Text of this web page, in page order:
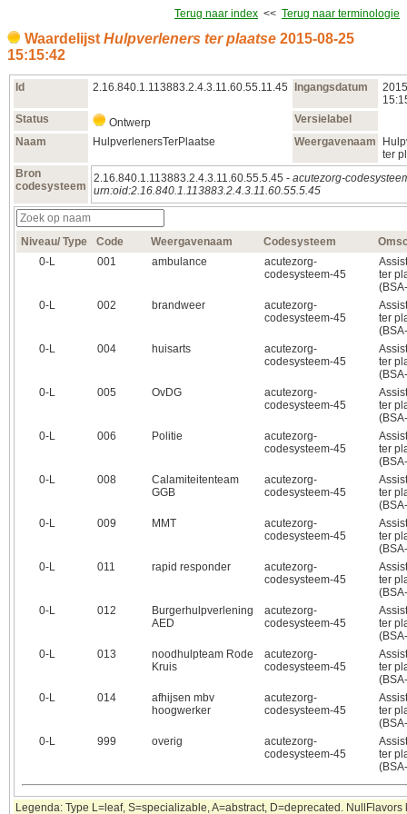
Terug naar index << Terug naar terminologie
Waardelijst Hulpverleners ter plaatse 2015‑08‑25
15:15:42
Id 2.16.840.1.113883.2.4.3.11.60.55.11.45 Ingangsdatum
Status
Ontwerp
Versielabel
Naam
HulpverlenersTerPlaatse Weergavenaam
ter
Bron
codesysteem
2.16.840.1.113883.2.4.3.11.60.55.5.45 - acutezorg-
urn:oid:2.16.840.1.113883.2.4.3.11.60.55.5.45
Niveau/ Type Code Weergavenaam Codesysteem
0‑L
001 ambulance
acutezorg-
codesysteem-45
ter
0‑L
002 brandweer
acutezorg-
codesysteem-45
ter
0‑L
004 huisarts
acutezorg-
codesysteem-45
ter
0‑L
005 OvDG
acutezorg-
codesysteem-45
ter
0‑L
006 Politie
acutezorg-
codesysteem-45
ter
0‑L
008
Calamiteitenteam
GGB
acutezorg-
codesysteem-45
ter
0‑L
009 MMT
acutezorg-
codesysteem-45
ter
0‑L
011 rapid responder
acutezorg-
codesysteem-45
ter
0‑L
012
Burgerhulpverlening
AED
acutezorg-
codesysteem-45
ter
0‑L
013
noodhulpteam Rode
Kruis
acutezorg-
codesysteem-45
ter
0‑L
014
afhijsen mbv
hoogwerker
acutezorg-
codesysteem-45
ter
0‑L
999 overig
acutezorg-
codesysteem-45
ter
Legenda: Type L=leaf, S=specializable, A=abstract, D=deprecated. NullFlavors